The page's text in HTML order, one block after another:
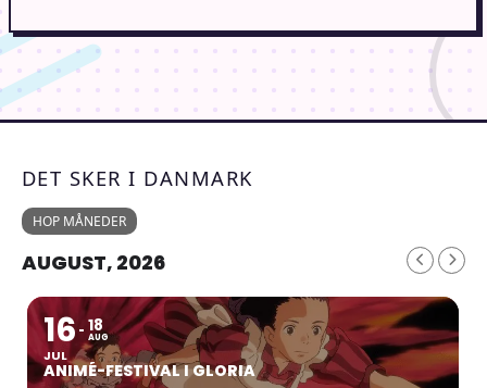
DET SKER I DANMARK
HOP MÅNEDER
AUGUST, 2026
16
JUL
18
AUG
ANIMÉ-FESTIVAL I GLORIA